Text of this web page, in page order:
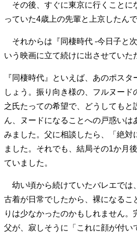
その後、すぐに東京に行くことに
っていた4歳上の先輩と上京したんで
それからは『同棲時代 -今日子と
いう映画に立て続けに出させていた
『同棲時代』といえば、あのポス
しょう。振り向き様の、フルヌード
之氏たっての希望で、どうしてもと
ん、ヌードになることへの戸惑いは
みました。父に相談したら、「絶対
ました。それでも、結局その1か月
ていました。
幼い頃から続けていたバレエでは
古着が日常でしたから、裸になるこ
りは少なかったのかもしれません。
父が、寂しそうに「これに顔が付い